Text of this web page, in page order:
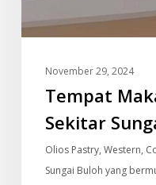
November 29, 2024
Tempat
Sekitar
Olios Pastry, Western,
Sungai Buloh yang